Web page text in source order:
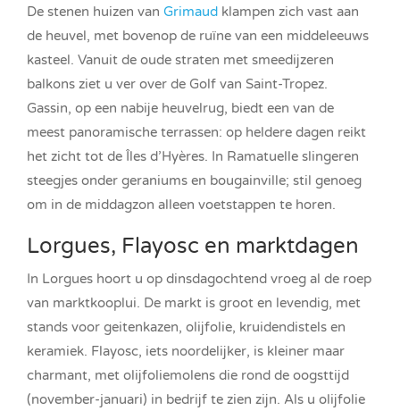
De stenen huizen van Grimaud klampen zich vast aan
de heuvel, met bovenop de ruïne van een middeleeuws
kasteel. Vanuit de oude straten met smeedijzeren
balkons ziet u ver over de Golf van Saint-Tropez.
Gassin, op een nabije heuvelrug, biedt een van de
meest panoramische terrassen: op heldere dagen reikt
het zicht tot de Îles d’Hyères. In Ramatuelle slingeren
steegjes onder geraniums en bougainville; stil genoeg
om in de middagzon alleen voetstappen te horen.
Lorgues, Flayosc en marktdagen
In Lorgues hoort u op dinsdagochtend vroeg al de roep
van marktkooplui. De markt is groot en levendig, met
stands voor geitenkazen, olijfolie, kruidendistels en
keramiek. Flayosc, iets noordelijker, is kleiner maar
charmant, met olijfoliemolens die rond de oogsttijd
(november-januari) in bedrijf te zien zijn. Als u olijfolie